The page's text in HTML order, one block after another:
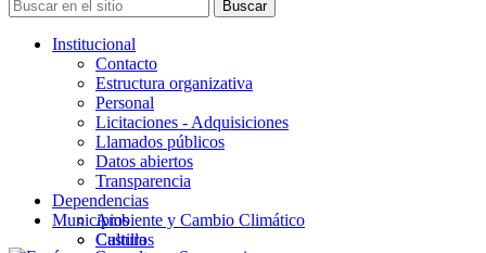
Institucional
Contacto
Estructura organizativa
Personal
Licitaciones - Adquisiciones
Llamados públicos
Datos abiertos
Transparencia
Dependencias
Ambiente y Cambio Climático
Cultura
Municipios
Castillos